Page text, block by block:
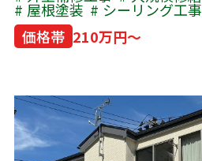
屋根塗装 シーリング工事
価格帯 210万円～